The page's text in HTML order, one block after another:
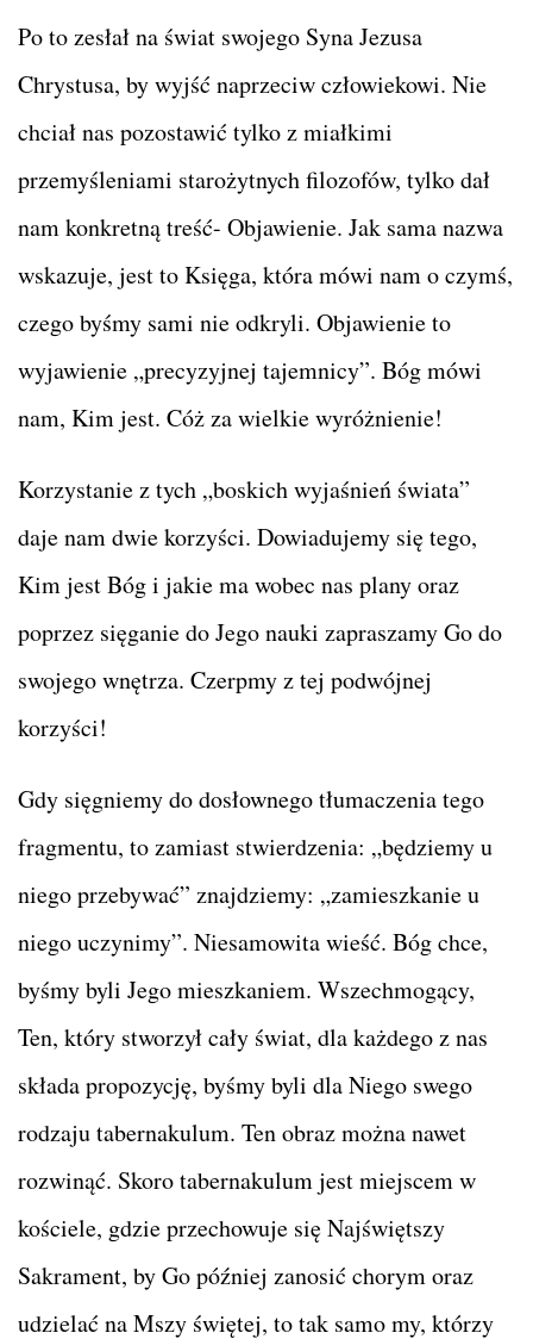
Po to zesłał na świat swojego Syna Jezusa
Chrystusa, by wyjść naprzeciw człowiekowi. Nie
chciał nas pozostawić tylko z miałkimi
przemyśleniami starożytnych filozofów, tylko dał
nam konkretną treść- Objawienie. Jak sama nazwa
wskazuje, jest to Księga, która mówi nam o czymś,
czego byśmy sami nie odkryli. Objawienie to
wyjawienie „precyzyjnej tajemnicy”. Bóg mówi
nam, Kim jest. Cóż za wielkie wyróżnienie!
Korzystanie z tych „boskich wyjaśnień świata”
daje nam dwie korzyści. Dowiadujemy się tego,
Kim jest Bóg i jakie ma wobec nas plany oraz
poprzez sięganie do Jego nauki zapraszamy Go do
swojego wnętrza. Czerpmy z tej podwójnej
korzyści!
Gdy sięgniemy do dosłownego tłumaczenia tego
fragmentu, to zamiast stwierdzenia: „będziemy u
niego przebywać” znajdziemy: „zamieszkanie u
niego uczynimy”. Niesamowita wieść. Bóg chce,
byśmy byli Jego mieszkaniem. Wszechmogący,
Ten, który stworzył cały świat, dla każdego z nas
składa propozycję, byśmy byli dla Niego swego
rodzaju tabernakulum. Ten obraz można nawet
rozwinąć. Skoro tabernakulum jest miejscem w
kościele, gdzie przechowuje się Najświętszy
Sakrament, by Go później zanosić chorym oraz
udzielać na Mszy świętej, to tak samo my, którzy